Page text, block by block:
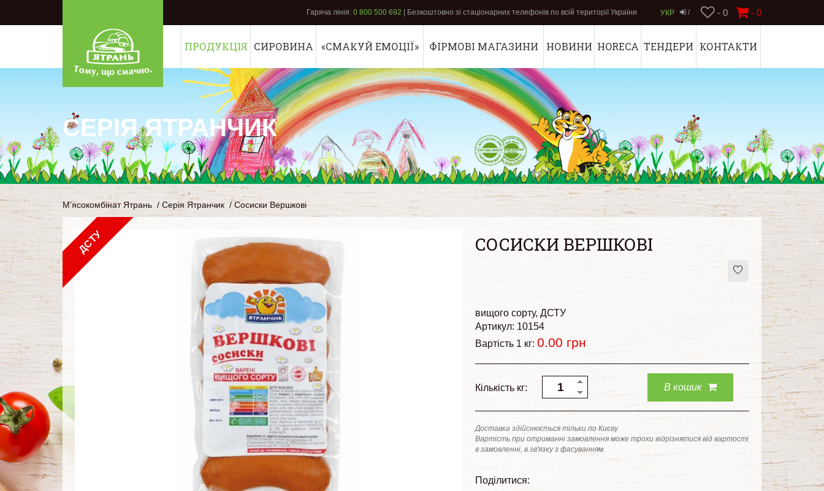
Гаряча лінія: 0 800 500 692 | Безкоштовно зі стаціонарних телефонів по всій території України УКР / - 0 - 0
ПРОДУКЦІЯ СИРОВИНА «СМАКУЙ ЕМОЦІЇ» ФІРМОВІ МАГАЗИНИ НОВИНИ HORECA ТЕНДЕРИ КОНТАКТИ
СЕРІЯ ЯТРАНЧИК
М’ясокомбінат Ятрань / Серія Ятранчик / Сосиски Вершкові
ДСТУ СОСИСКИ ВЕРШКОВІ
вищого сорту ДСТУ
Артикул: 10154
Вартість 1 кг: 0.00 грн
Кількість кг: В кошик
Доставка здійснюється тільки по Києву
Вартість при отриманні замовлення може трохи відрізнятися від вартості
в замовленні, в зв'язку з фасуванням.
Поділитися: